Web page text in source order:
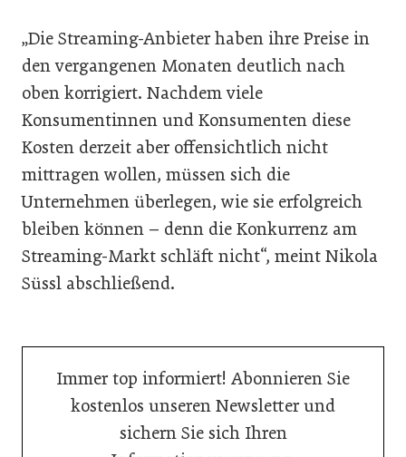
„Die Streaming-Anbieter haben ihre Preise in
den vergangenen Monaten deutlich nach
oben korrigiert. Nachdem viele
Konsumentinnen und Konsumenten diese
Kosten derzeit aber offensichtlich nicht
mittragen wollen, müssen sich die
Unternehmen überlegen, wie sie erfolgreich
bleiben können – denn die Konkurrenz am
Streaming-Markt schläft nicht“, meint Nikola
Süssl abschließend.
Immer top informiert! Abonnieren Sie
kostenlos unseren Newsletter und
sichern Sie sich Ihren